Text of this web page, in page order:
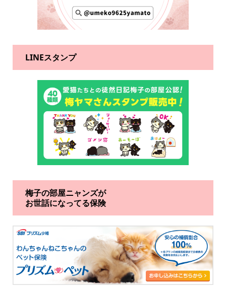
LINEスタンプ
梅子の部屋ニャンズが
お世話になってる保険